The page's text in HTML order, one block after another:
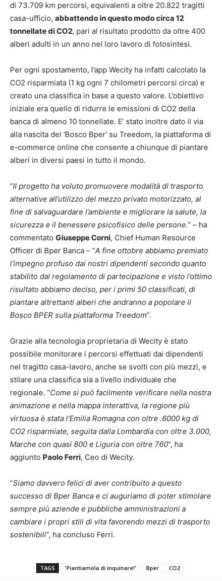
di 73.709 km percorsi, equivalenti a oltre 20.822 tragitti
casa-ufficio, abbattendo in questo modo circa 12
tonnellate di CO2, pari al risultato prodotto da oltre 400
alberi adulti in un anno nel loro lavoro di fotosintesi.
Per ogni spostamento, l’app Wecity ha infatti calcolato la
CO2 risparmiata (1 kg ogni 7 chilometri percorsi circa) e
creato una classifica in base a questo valore. L’obiettivo
iniziale era quello di ridurre le emissioni di CO2 della
banca di almeno 10 tonnellate. E’ stato inoltre dato il via
alla nascita del ‘Bosco Bper‘ su Treedom, la piattaforma di
e-commerce online che consente a chiunque di piantare
alberi in diversi paesi in tutto il mondo.
“Il progetto ha voluto promuovere modalità di trasporto
alternative all’utilizzo del mezzo privato motorizzato, al
fine di salvaguardare l’ambiente e migliorare la salute, la
sicurezza e il benessere psicofisico delle persone.” – ha
commentato Giuseppe Corni, Chief Human Resource
Officer di Bper Banca – “A fine ottobre abbiamo premiato
l’impegno profuso dai nostri dipendenti secondo quanto
stabilito dal regolamento di partecipazione e visto l’ottimo
risultato abbiamo deciso, per i primi 50 classificati, di
piantare altrettanti alberi che andranno a popolare il
Bosco BPER sulla piattaforma Treedom”.
Grazie alla tecnologia proprietaria di Wecity è stato
possibile monitorare i percorsi effettuati dai dipendenti
nel tragitto casa-lavoro, anche se svolti con più mezzi, e
stilare una classifica sia a livello individuale che
regionale. “Come si può facilmente verificare nella nostra
animazione e nella mappa interattiva, la regione più
virtuosa è stata l’Emilia Romagna con oltre .6000 kg di
CO2 risparmiate, seguita dalla Lombardia con oltre 3.000,
Marche con quasi 800 e Liguria con oltre 760“, ha
aggiunto Paolo Ferri, Ceo di Wecity.
“Siamo davvero felici di aver contribuito a questo
successo di Bper Banca e ci auguriamo di poter stimolare
sempre più aziende e pubbliche amministrazioni a
cambiare i propri stili di vita favorendo mezzi di trasporto
sostenibili“, ha concluso Ferri.
TAGS 'Piantiamola di inquinare!' Bper CO2